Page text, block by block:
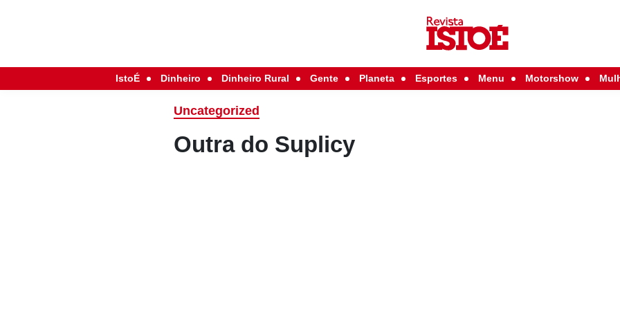
IstoÉ Dinheiro Dinheiro Rural Gente Planeta Esportes Menu Motorshow
Uncategorized
Outra do Suplicy